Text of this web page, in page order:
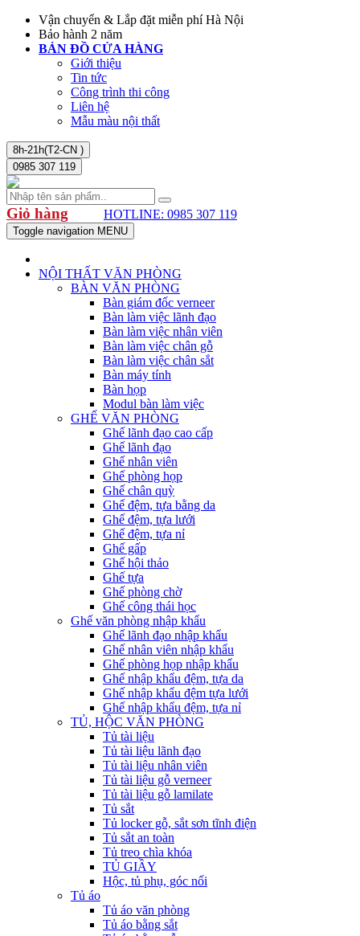
Vận chuyển & Lắp đặt miễn phí Hà Nội
Bảo hành 2 năm
BẢN ĐỒ CỬA HÀNG
Giới thiệu
Tin tức
Công trình thi công
Liên hệ
Mẫu màu nội thất
8h-21h(T2-CN )
0985 307 119
Giỏ hàng HOTLINE: 0985 307 119
Toggle navigation MENU
NỘI THẤT VĂN PHÒNG
BÀN VĂN PHÒNG
Bàn giám đốc verneer
Bàn làm việc lãnh đạo
Bàn làm việc nhân viên
Bàn làm việc chân gỗ
Bàn làm việc chân sắt
Bàn máy tính
Bàn họp
Modul bàn làm việc
GHẾ VĂN PHÒNG
Ghế lãnh đạo cao cấp
Ghế lãnh đạo
Ghế nhân viên
Ghế phòng họp
Ghế chân quỳ
Ghế đệm, tựa bằng da
Ghế đệm, tựa lưới
Ghế đệm, tựa nỉ
Ghế gấp
Ghế hội thảo
Ghế tựa
Ghế phòng chờ
Ghế công thái học
Ghế văn phòng nhập khẩu
Ghế lãnh đạo nhập khẩu
Ghế nhân viên nhập khẩu
Ghế phòng họp nhập khẩu
Ghế nhập khẩu đệm, tựa da
Ghế nhập khẩu đệm tựa lưới
Ghế nhập khẩu đệm, tựa nỉ
TỦ, HỘC VĂN PHÒNG
Tủ tài liệu
Tủ tài liệu lãnh đạo
Tủ tài liệu nhân viên
Tủ tài liệu gỗ verneer
Tủ tài liệu gỗ lamilate
Tủ sắt
Tủ locker gỗ, sắt sơn tĩnh điện
Tủ sắt an toàn
Tủ treo chìa khóa
TỦ GIẦY
Hộc, tủ phụ, góc nối
Tủ áo
Tủ áo văn phòng
Tủ áo bằng sắt